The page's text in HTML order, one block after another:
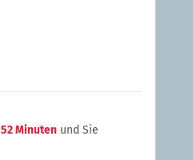
52 Minuten und Sie